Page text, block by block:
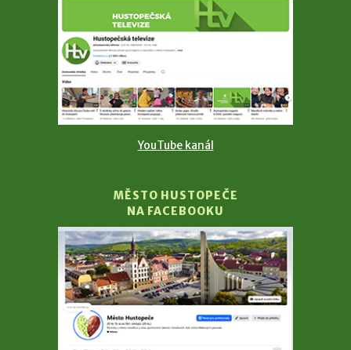
YouTube kanál
MĚSTO HUSTOPEČE
NA FACEBOOKU